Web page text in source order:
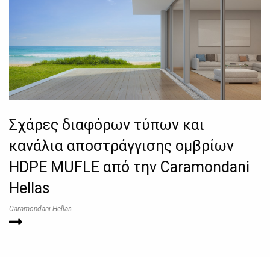
Σχάρες διαφόρων τύπων και
κανάλια αποστράγγισης ομβρίων
HDPE MUFLE από την Caramondani
Hellas
Caramondani Hellas